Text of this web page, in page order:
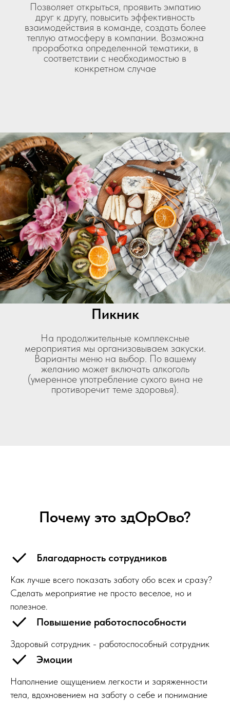
Позволяет открыться, проявить эмпатию
друг к другу, повысить эффективность
взаимодействия в команде, создать более
теплую атмосферу в компании. Возможна
проработка определенной тематики, в
соответствии с необходимостью в
конкретном случае
Пикник
На продолжительные комплексные
мероприятия мы организовываем закуски.
Варианты меню на выбор. По вашему
желанию может включать алкоголь
(умеренное употребление сухого вина не
противоречит теме здоровья).
Почему это здОрОво?
Благодарность сотрудников
Как лучше всего показать заботу обо всех и сразу?
Сделать мероприятие не просто веселое, но и
полезное.
Повышение работоспособности
Здоровый сотрудник - работоспособный сотрудник
Эмоции
Наполнение ощущением легкости и заряженности
тела, вдохновением на заботу о себе и понимание